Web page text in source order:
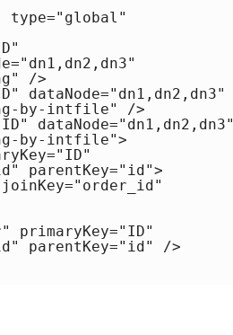
type="global"
/>
dataNode="dn1,dn2,dn3"
by-intfile" />
dataNode="dn1,dn2,dn3"
by-intfile">
parentKey="id">
primaryKey="ID"
parentKey="id" />